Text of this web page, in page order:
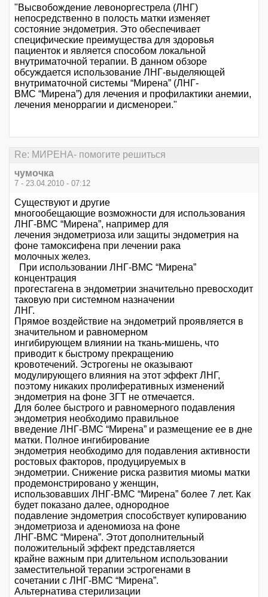
"Высвобождение левоноргестрела (ЛНГ)
непосредственно в полость матки изменяет
состояние эндометрия. Это обеспечивает
специфические преимущества для здоровья
пациенток и является способом локальной
внутриматочной терапии. В данном обзоре
обсуждается использование ЛНГ-выделяющей
внутриматочной системы “Мирена” (ЛНГ-
ВМС “Мирена”) для лечения и профилактики анемии,
лечения меноррагии и дисменореи."
Re: МИРЕНА- помогите решиться
чумочка
7 - 23.04.2010 - 07:12
Существуют и другие
многообещающие возможности для использования
ЛНГ-ВМС “Мирена”, например для
лечения эндометриоза или защиты эндометрия на
фоне тамоксифена при лечении рака
молочных желез.
При использовании ЛНГ-ВМС “Мирена”
концентрация
прогестагена в эндометрии значительно превосходит
таковую при системном назначении
ЛНГ.
Прямое воздействие на эндометрий проявляется в
значительном и равномерном
ингибирующем влиянии на ткань-мишень, что
приводит к быстрому прекращению
кровотечений. Эстрогены не оказывают
модулирующего влияния на этот эффект ЛНГ,
поэтому никаких пролиферативных изменений
эндометрия на фоне ЗГТ не отмечается.
Для более быстрого и равномерного подавления
эндометрия необходимо правильное
введение ЛНГ-ВМС “Мирена” и размещение ее в дне
матки. Полное ингибирование
эндометрия необходимо для подавления активности
ростовых факторов, продуцируемых в
эндометрии. Снижение риска развития миомы матки
продемонстрировано у женщин,
использовавших ЛНГ-ВМС “Мирена” более 7 лет. Как
будет показано далее, однородное
подавление эндометрия способствует купированию
эндометриоза и аденомиоза на фоне
ЛНГ-ВМС “Мирена”. Этот дополнительный
положительный эффект представляется
крайне важным при длительном использовании
заместительной терапии эстрогенами в
сочетании с ЛНГ-ВМС “Мирена”.
Альтернатива стерилизации